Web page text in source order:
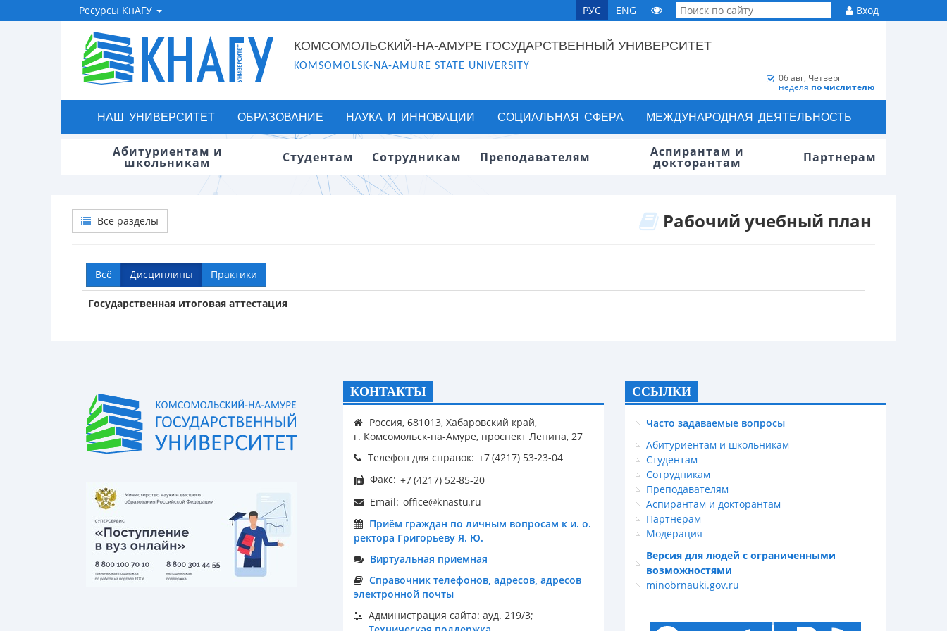
Ресурсы КнАГУ РУС ENG Вход
КОМСОМОЛЬСКИЙ-НА-АМУРЕ ГОСУДАРСТВЕННЫЙ УНИВЕРСИТЕТ
KOMSOMOLSK-NA-AMURE STATE UNIVERSITY
06 авг, Четверг
неделя по числителю
НАШ УНИВЕРСИТЕТ ОБРАЗОВАНИЕ НАУКА И ИННОВАЦИИ СОЦИАЛЬНАЯ СФЕРА МЕЖДУНАРОДНАЯ ДЕЯТЕЛЬНОСТЬ
Абитуриентам и
школьникам Студентам Сотрудникам Преподавателям Аспирантам и
докторантам Партнерам
Все разделы Рабочий учебный план
Всё Дисциплины Практики
Государственная итоговая аттестация
КОНТАКТЫ
Россия, 681013, Хабаровский край,
г. Комсомольск-на-Амуре, проспект Ленина, 27
Телефон для справок:
Факс:
Email:
Приём граждан по личным вопросам к и. о.
ректора Григорьеву Я. Ю.
Виртуальная приемная
Справочник телефонов, адресов, адресов
электронной почты
Администрация сайта: ауд. 219/3;
ССЫЛКИ
Часто задаваемые вопросы
Абитуриентам и школьникам
Студентам
Сотрудникам
Преподавателям
Аспирантам и докторантам
Партнерам
Модерация
Версия для людей с ограниченными
возможностями
minobrnauki.gov.ru